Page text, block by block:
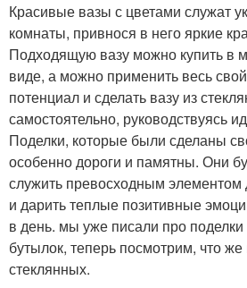
Красивые вазы с цветами служат
комнаты, привнося в него яркие
Подходящую вазу можно купить в
виде, а можно применить весь
потенциал и сделать вазу из
самостоятельно, руководствуясь
Поделки, которые были сделаны
особенно дороги и памятны. Они
служить превосходным элементом
и дарить теплые позитивные
в день. мы уже писали про поделки
бутылок, теперь посмотрим, что
стеклянных.